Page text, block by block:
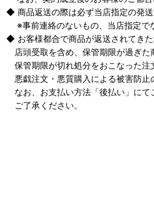
◆ 商品返送の際は必ず当店指定の発送
※事前連絡のないもの、当店指定で
◆ お客様都合で商品が返送されてき
店頭受取を含め、保管期限が過ぎた
保管期限が切れ処分をおこなった注
悪戯注文・悪質購入による被害防止
なお、お支払い方法「後払い」にて
ご了承ください。